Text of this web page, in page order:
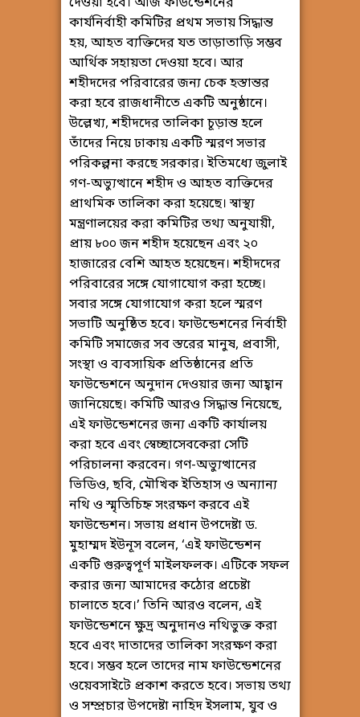
কার্যনির্বাহী কমিটির প্রথম সভায় সিদ্ধান্ত
হয়, আহত ব্যক্তিদের যত তাড়াতাড়ি সম্ভব
আর্থিক সহায়তা দেওয়া হবে। আর
শহীদদের পরিবারের জন্য চেক হস্তান্তর
করা হবে রাজধানীতে একটি অনুষ্ঠানে।
উল্লেখ্য, শহীদদের তালিকা চূড়ান্ত হলে
তাঁদের নিয়ে ঢাকায় একটি স্মরণ সভার
পরিকল্পনা করছে সরকার। ইতিমধ্যে জুলাই
গণ-অভ্যুত্থানে শহীদ ও আহত ব্যক্তিদের
প্রাথমিক তালিকা করা হয়েছে। স্বাস্থ্য
মন্ত্রণালয়ের করা কমিটির তথ্য অনুযায়ী,
প্রায় ৮০০ জন শহীদ হয়েছেন এবং ২০
হাজারের বেশি আহত হয়েছেন। শহীদদের
পরিবারের সঙ্গে যোগাযোগ করা হচ্ছে।
সবার সঙ্গে যোগাযোগ করা হলে স্মরণ
সভাটি অনুষ্ঠিত হবে। ফাউন্ডেশনের নির্বাহী
কমিটি সমাজের সব স্তরের মানুষ, প্রবাসী,
সংস্থা ও ব্যবসায়িক প্রতিষ্ঠানের প্রতি
ফাউন্ডেশনে অনুদান দেওয়ার জন্য আহ্বান
জানিয়েছে। কমিটি আরও সিদ্ধান্ত নিয়েছে,
এই ফাউন্ডেশনের জন্য একটি কার্যালয়
করা হবে এবং স্বেচ্ছাসেবকেরা সেটি
পরিচালনা করবেন। গণ-অভ্যুত্থানের
ভিডিও, ছবি, মৌখিক ইতিহাস ও অন্যান্য
নথি ও স্মৃতিচিহ্ন সংরক্ষণ করবে এই
ফাউন্ডেশন। সভায় প্রধান উপদেষ্টা ড.
মুহাম্মদ ইউনূস বলেন, ‘এই ফাউন্ডেশন
একটি গুরুত্বপূর্ণ মাইলফলক। এটিকে সফল
করার জন্য আমাদের কঠোর প্রচেষ্টা
চালাতে হবে।’ তিনি আরও বলেন, এই
ফাউন্ডেশনে ক্ষুদ্র অনুদানও নথিভুক্ত করা
হবে এবং দাতাদের তালিকা সংরক্ষণ করা
হবে। সম্ভব হলে তাদের নাম ফাউন্ডেশনের
ওয়েবসাইটে প্রকাশ করতে হবে। সভায় তথ্য
ও সম্প্রচার উপদেষ্টা নাহিদ ইসলাম, যুব ও